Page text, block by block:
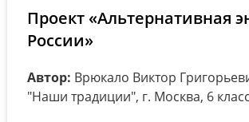
Проект «Альтернативная
России»
Автор: Врюкало Виктор
"Наши традиции", г. Москва, 6 класс